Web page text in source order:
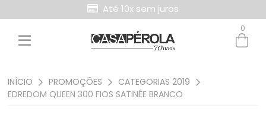
Entre com email ou cpf/cnpj
Até 10x sem juros
0
INÍCIO PROMOÇÕES
CATEGORIAS 2019
EDREDOM QUEEN 300 FIOS SATINÉE BRANCO